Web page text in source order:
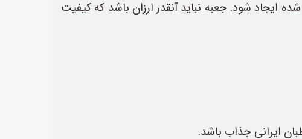
شود. جعبه نباید آنقدر ارزان باشد که کیفیت
ایرانی جذاب باشد.